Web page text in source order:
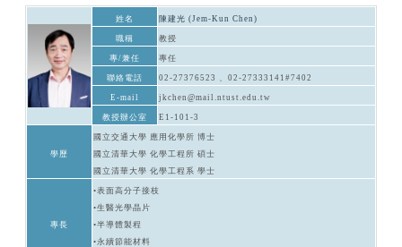
姓名 陳建光 (Jem-Kun Chen)
職稱 教授
專/兼任 專任
聯絡電話 02-27376523 、02-27333141#7402
E-mail jkchen@mail.ntust.edu.tw
教授辦公室 E1-101-3
學歷
國立交通大學 應用化學所 博士
國立清華大學 化學工程所 碩士
國立清華大學 化學工程系 學士
專長
•表面高分子接枝
•生醫光學晶片
•半導體製程
•永續節能材料